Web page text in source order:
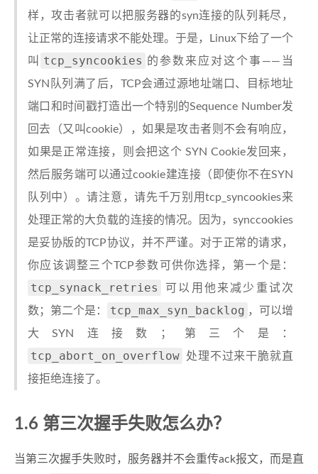
样，攻击者就可以把服务器的syn连接的队列耗尽，
让正常的连接请求不能处理。于是，Linux下给了一个
叫
tcp_syncookies
的参数来应对这个事——当
SYN队列满了后，TCP会通过源地址端口、目标地址
端口和时间戳打造出一个特别的Sequence Number发
回去（又叫cookie），如果是攻击者则不会有响应，
如果是正常连接，则会把这个 SYN Cookie发回来，
然后服务端可以通过cookie建连接（即使你不在SYN
队列中）。请注意，请先千万别用tcp_syncookies来
处理正常的大负载的连接的情况。因为，synccookies
是妥协版的TCP协议，并不严谨。对于正常的请求，
你应该调整三个TCP参数可供你选择，第一个是：
tcp_synack_retries
可以用他来减少重试次
数；第二个是：
tcp_max_syn_backlog ，可以增
大SYN连接数；第三个是：
tcp_abort_on_overflow
处理不过来干脆就直
接拒绝连接了。
1.6 第三次握手失败怎么办？
当第三次握手失败时，服务器并不会重传ack报文，而是直